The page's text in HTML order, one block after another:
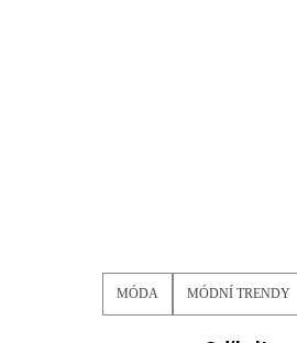
podmínkami společnosti
MÓDA MÓDNÍ TRENDY